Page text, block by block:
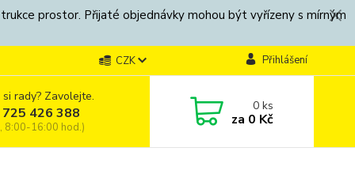
prostor. Přijaté objednávky mohou být vyřízeny s mírným
CZK Přihlášení
rady? Zavolejte.
426 388
8:00-16:00 hod.)
0ks
za 0 Kč